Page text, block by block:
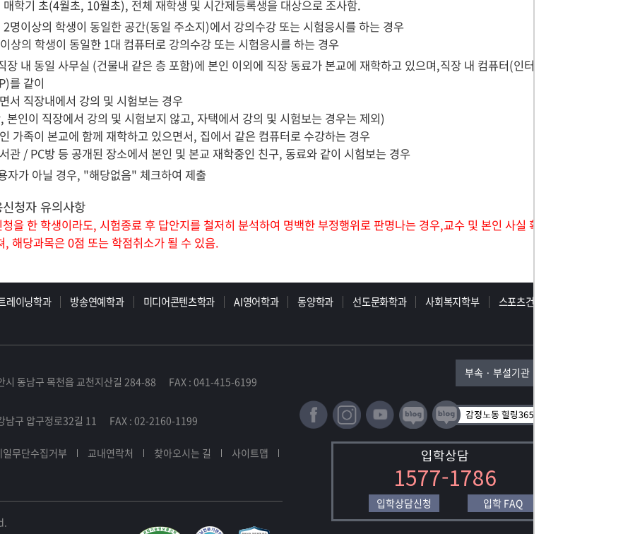
매학기 초(4월초, 10월초), 전체 재학생 및 시간제등록생을 대상으로 조사함.
명이상의 학생이 동일한 공간(동일 주소지)에서 강의수강 또는 시험응시를 하는 경우
학생이 동일한 1대 컴퓨터로 강의수강 또는 시험응시를 하는 경우
내 동일 사무실 (건물내 같은 층 포함)에 본인 이외에 직장 동료가 본교에 재학하고 있으며,직장 내 컴퓨터(인터
를 같이
장내에서 강의 및 시험보는 경우
이 직장에서 강의 및 시험보지 않고, 자택에서 강의 및 시험보는 경우는 제외)
족이 본교에 함께 재학하고 있으면서, 집에서 같은 컴퓨터로 수강하는 경우
/ PC방 등 공개된 장소에서 본인 및 본교 재학중인 친구, 동료와 같이 시험보는 경우
자가 아닐 경우, "해당없음" 체크하여 제출
청자 유의사항
을 한 학생이라도, 시험종료 후 답안지를 철저히 분석하여 명백한 부정행위로 판명나는 경우,교수 및 본인 사실 확
, 해당과목은 0점 또는 학점취소가 될 수 있음.
레이닝학과 방송연예학과 미디어콘텐츠학과 AI영어학과 동양학과 선도문화학과 사회복지학부
스포츠건강학부
시 동남구 목천읍 교천지산길 284-88 FAX : 041-415-6199
남구 압구정로32길 11 FAX : 02-2160-1199
일무단수집거부 교내연락처 찾아오시는 길
사이트맵
부속 · 부설기관
입학상담
1577-1786
입학상담신청
입학 FAQ